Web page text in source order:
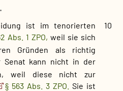
10
ist im tenorierten
Abs. 1 ZPO, weil sie sich
Gründen als richtig
Senat kann nicht in der
weil diese nicht zur
§ 563 Abs. 3 ZPO. Sie ist